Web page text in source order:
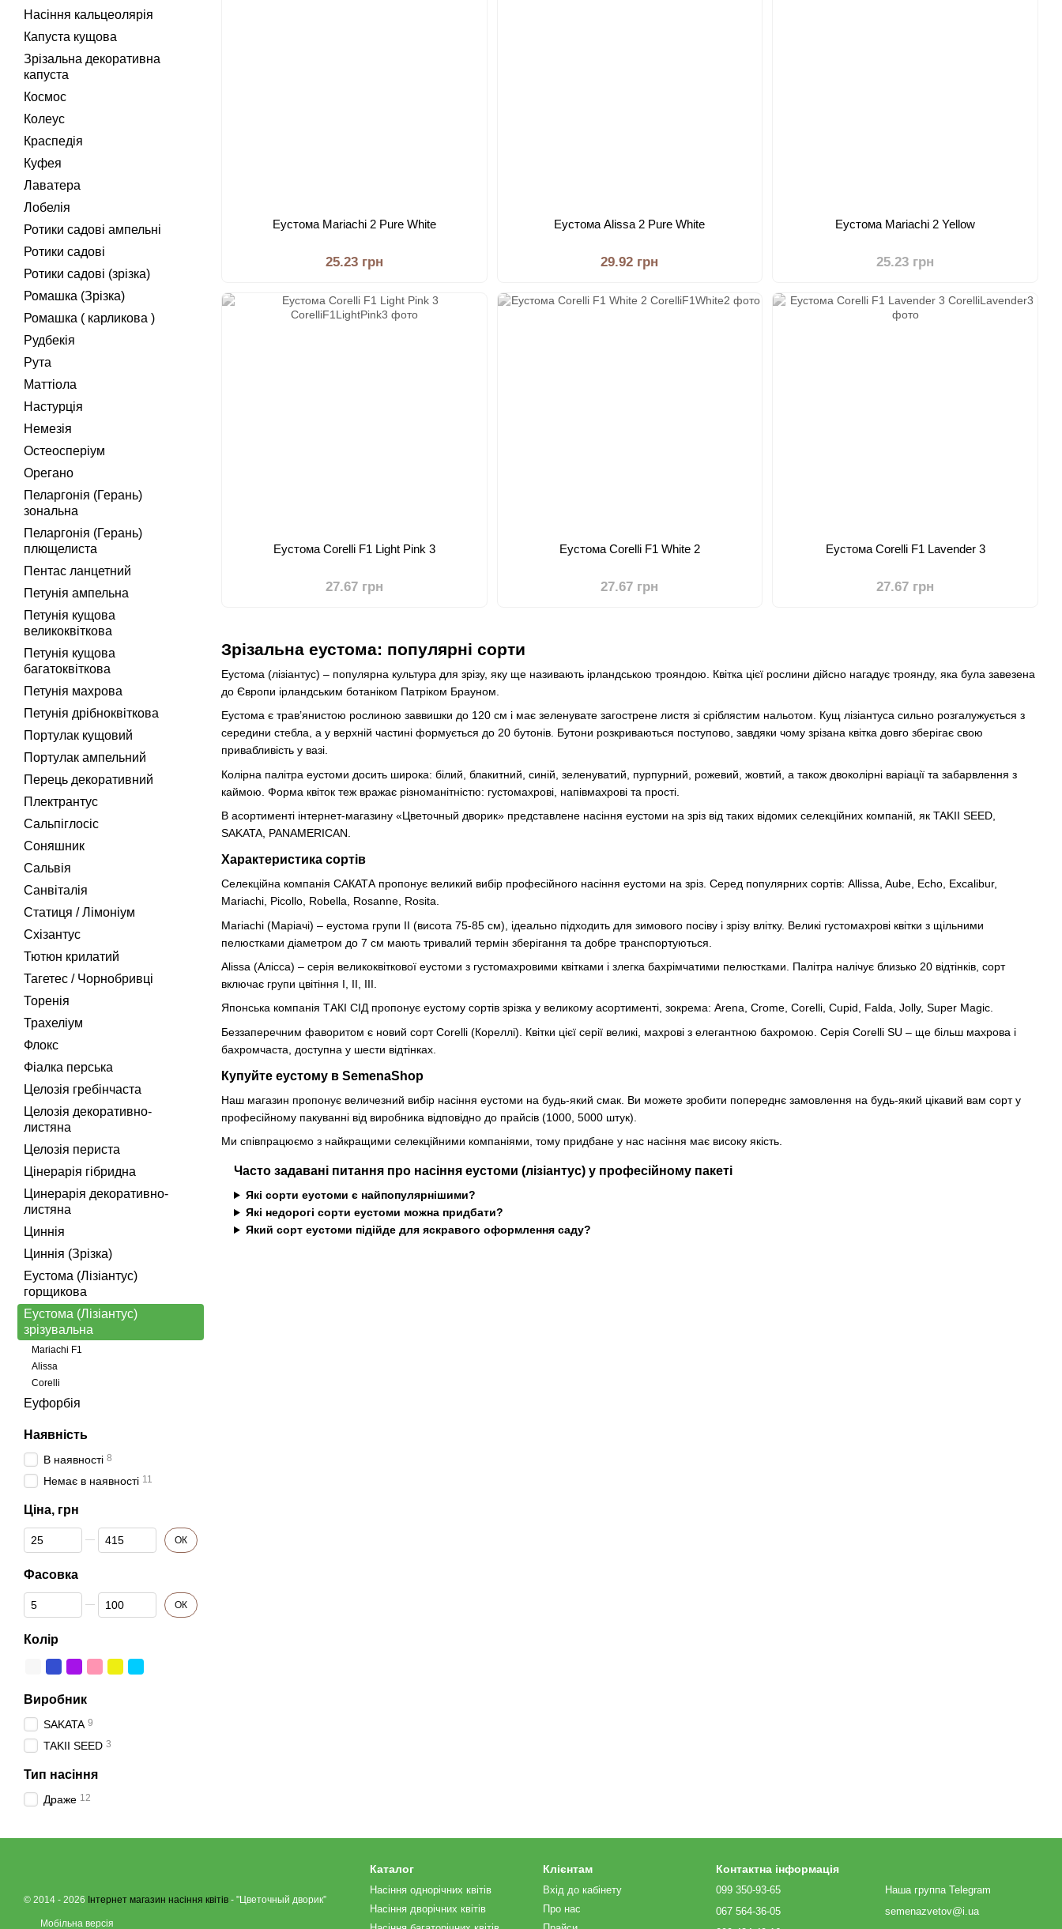
Зрізальна еустома: популярні сорти
Еустома (лізіантус) – популярна культура для зрізу, яку ще називають ірландською трояндою. Квітка цієї рослини дійсно нагадує троянду, яка була завезена
до Європи ірландським ботаніком Патріком Брауном.
Еустома є трав’янистою рослиною заввишки до 120 см і має зеленувате загострене листя зі сріблястим нальотом. Кущ лізіантуса сильно розгалужується з
середини стебла, а у верхній частині формується до 20 бутонів. Бутони розкриваються поступово, завдяки чому зрізана квітка довго зберігає свою
привабливість у вазі.
Колірна палітра еустоми досить широка: білий, блакитний, синій, зеленуватий, пурпурний, рожевий, жовтий, а також двоколірні варіації та забарвлення з
каймою. Форма квіток теж вражає різноманітністю: густомахрові, напівмахрові та прості.
В асортименті інтернет-магазину «Цветочный дворик» представлене насіння еустоми на зріз від таких відомих селекційних компаній, як TAKII SEED,
SAKATA, PANAMERICAN.
Характеристика сортів
Селекційна компанія САКАТА пропонує великий вибір професійного насіння еустоми на зріз. Серед популярних сортів: Allissa, Aube, Echo, Excalibur,
Mariachi, Picollo, Robella, Rosanne, Rosita.
Mariachi (Маріачі) – еустома групи II (висота 75-85 см), ідеально підходить для зимового посіву і зрізу влітку. Великі густомахрові квітки з щільними
пелюстками діаметром до 7 см мають тривалий термін зберігання та добре транспортуються.
Alissa (Алісса) – серія великоквіткової еустоми з густомахровими квітками і злегка бахрімчатими пелюстками. Палітра налічує близько 20 відтінків, сорт
включає групи цвітіння I, II, III.
Японська компанія ТАКІ СІД пропонує еустому сортів зрізка у великому асортименті, зокрема: Arena, Crome, Corelli, Cupid, Falda, Jolly, Super Magic.
Беззаперечним фаворитом є новий сорт Corelli (Кореллі). Квітки цієї серії великі, махрові з елегантною бахромою. Серія Corelli SU – ще більш махрова і
бахромчаста, доступна у шести відтінках.
Купуйте еустому в SemenaShop
Наш магазин пропонує величезний вибір насіння еустоми на будь-який смак. Ви можете зробити попереднє замовлення на будь-який цікавий вам сорт у
професійному пакуванні від виробника відповідно до прайсів (1000, 5000 штук).
Ми співпрацюємо з найкращими селекційними компаніями, тому придбане у нас насіння має високу якість.
Часто задавані питання про насіння еустоми (лізіантус) у професійному пакеті
Які сорти еустоми є найпопулярнішими?
Які недорогі сорти еустоми можна придбати?
Який сорт еустоми підійде для яскравого оформлення саду?
Еустома Mariachi 2 Pure White
25.23 грн
Еустома Alissa 2 Pure White
29.92 грн
Еустома Mariachi 2 Yellow
25.23 грн
Еустома Corelli F1 Light Pink 3
27.67 грн
Еустома Corelli F1 White 2
27.67 грн
Еустома Corelli F1 Lavender 3
27.67 грн
Насіння кальцеолярiя
Капуста кущова
Зрізальна декоративна
капуста
Космос
Колеус
Краспедія
Куфея
Лаватера
Лобелiя
Ротики садовi ампельнi
Ротики садові
Ротики садові (зрізка)
Ромашка (Зрізка)
Ромашка ( карликова )
Рудбекія
Рута
Маттiола
Настурцiя
Немезiя
Остеосперіум
Орегано
Пеларгонія (Герань)
зональна
Пеларгонія (Герань)
плющелиста
Пентас ланцетний
Петунія ампельна
Петунія кущова
великоквіткова
Петунія кущова
багатоквіткова
Петунiя махрова
Петунія дрібноквіткова
Портулак кущовий
Портулак ампельний
Перець декоративний
Плектрантус
Сальпіглосіс
Соняшник
Сальвія
Санвіталія
Статиця / Лімоніум
Схізантус
Тютюн крилатий
Тагетес / Чорнобривці
Торенiя
Трахелiум
Флокс
Фіалка перська
Целозія гребінчаста
Целозія декоративно-
листяна
Целозiя периста
Цiнерарiя гiбридна
Цинерарія декоративно-
листяна
Циннiя
Циннiя (Зрізка)
Еустома (Лізіантус)
горщикова
Еустома (Лізіантус)
зрізувальна
Mariachi F1
Alissa
Corelli
Еуфорбія
Наявність
В наявності 8
Немає в наявності 11
Ціна, грн
Від Ціна, грн
До Ціна, грн ОК
Фасовка
Від Фасовка
До Фасовка ОК
Колір
Виробник
SAKATA 9
TAKII SEED 3
Тип насiння
Драже 12
© 2014 - 2026 Інтернет магазин насіння квітів - "Цветочный дворик”
Мобільна версія
Каталог
Насіння однорічних квітів
Насіння дворічних квітів
Клієнтам
Вхід до кабінету
Про нас
Контактна інформація
099 350-93-65
067 564-36-05
Наша группа Telegram
semenazvetov@i.ua